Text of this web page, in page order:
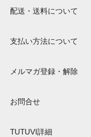
配送・送料について
支払い方法について
メルマガ登録・解除
お問合せ
TUTUVI詳細